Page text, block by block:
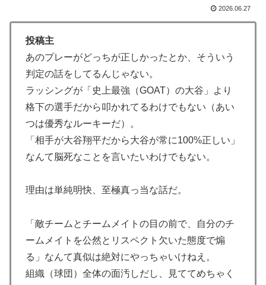
▶ 海外「さすが日本！」日本の医療従事者の倫理観の高さ
に海外が超感動
▶ 英国人「ようこそ」冨安健洋、クリスタルパレス加入が
決定的に！メディカル検査をパス！現地サポが歓迎！ア
ーセナルファンも祝福！【海外の反応】
▶ 外国人「2002年W杯は?」韓国サッカーに衝撃的不祥
事！W杯予選でレフリーへの性的接待発覚！海外騒然！
【海外の反応】
▶
【激震】韓国人「韓国サッカー協会、W杯・五輪で複数
ﾙﾌﾞﾙ」＝韓国の反応
で韓国が羨ましくて羨ましくて仕方がないんだそうで
▶
【悲報】中川翔子(41)「Xはもう愚痴だらけだから開き
たくない」
2026.06.27
投稿主
あのプレーがどっちが正しかったとか、そういう
判定の話をしてるんじゃない。
ラッシングが「史上最強（GOAT）の大谷」より
格下の選手だから叩かれてるわけでもない（あい
つは優秀なルーキーだ）。
「相手が大谷翔平だから大谷が常に100%正しい」
なんて脳死なことを言いたいわけでもない。
理由は単純明快、至極真っ当な話だ。
「敵チームとチームメイトの目の前で、自分のチ
ームメイトを公然とリスペクト欠いた態度で煽
る」なんて真似は絶対にやっちゃいけねえ。
組織（球団）全体の面汚しだし、見ててめちゃく